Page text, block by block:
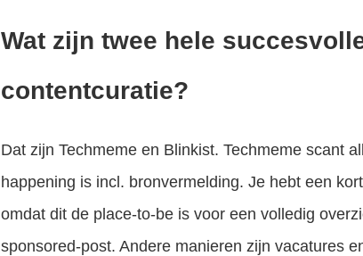
Wat zijn twee hele
contentcuratie?
Dat zijn Techmeme en Blinkist. Techmeme scant
happening is incl. bronvermelding. Je hebt een
omdat dit de place-to-be is voor een volledig
sponsored-post. Andere manieren zijn vacatures